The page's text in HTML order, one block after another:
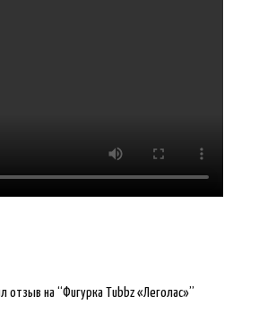
отзыв на “Фигурка Tubbz «Леголас»”